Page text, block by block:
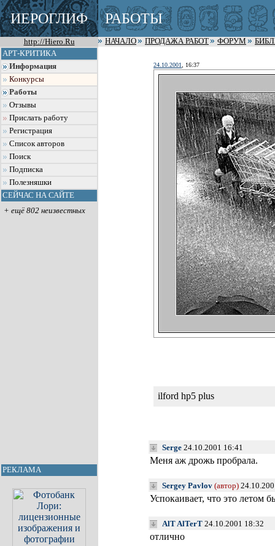
ИЕРОГЛИФ РАБОТЫ
http://Hiero.Ru НАЧАЛО ПРОДАЖА РАБОТ ФОРУМ
АРТ-КРИТИКА
Информация
Конкурсы
Работы
Отзывы
Прислать работу
Регистрация
Список авторов
Поиск
Подписка
Полезняшки
СЕЙЧАС НА САЙТЕ
+ ещё 802 неизвестных
РЕКЛАМА
24.10.2001 , 16:37
ilford hp5 plus
Serge 24.10.2001 16:41
Меня аж дрожь пробрала.
Sergey Pavlov (автор)
Успокаивает, что это летом
AlT AlTerT 24.10.2001 18:32
отлично